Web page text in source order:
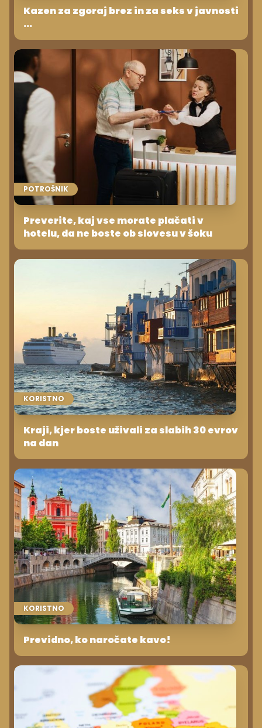
Kazen za zgoraj brez in za seks v javnosti
...
POTROŠNIK
Preverite, kaj vse morate plačati v
hotelu, da ne boste ob slovesu v šoku
KORISTNO
Kraji, kjer boste uživali za slabih 30 evrov
na dan
KORISTNO
Previdno, ko naročate kavo!